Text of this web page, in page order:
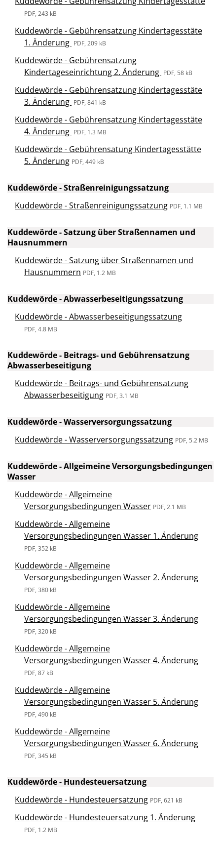
PDF, 243 kB
Kuddewörde - Gebührensatzung Kindertagesstäte
1. Änderung PDF, 209 kB
Kuddewörde - Gebührensatzung
Kindertageseinrichtung 2. Änderung PDF, 58 kB
Kuddewörde - Gebührensatzung Kindertagesstäte
3. Änderung PDF, 841 kB
Kuddewörde - Gebührensatzung Kindertagesstäte
4. Änderung PDF, 1.3 MB
Kuddewörde - Gebührensatung Kindertagesstätte
5. Änderung PDF, 449 kB
Kuddewörde - Straßenreinigungssatzung
Kuddewörde - Straßenreinigungssatzung PDF, 1.1 MB
Kuddewörde - Satzung über Straßennamen und
Hausnummern
Kuddewörde - Satzung über Straßennamen und
Hausnummern PDF, 1.2 MB
Kuddewörde - Abwasserbeseitigungssatzung
Kuddewörde - Abwasserbeseitigungssatzung
PDF, 4.8 MB
Kuddewörde - Beitrags- und Gebührensatzung
Abwasserbeseitigung
Kuddewörde - Beitrags- und Gebührensatzung
Abwasserbeseitigung PDF, 3.1 MB
Kuddewörde - Wasserversorgungssatzung
Kuddewörde - Wasserversorgungssatzung PDF, 5.2 MB
Kuddewörde - Allgeimeine Versorgungsbedingungen
Wasser
Kuddewörde - Allgeimeine
Versorgungsbedingungen Wasser PDF, 2.1 MB
Kuddewörde - Allgemeine
Versorgungsbedingungen Wasser 1. Änderung
PDF, 352 kB
Kuddewörde - Allgemeine
Versorgungsbedingungen Wasser 2. Änderung
PDF, 380 kB
Kuddewörde - Allgemeine
Versorgungsbedingungen Wasser 3. Änderung
PDF, 320 kB
Kuddewörde - Allgemeine
Versorgungsbedingungen Wasser 4. Änderung
PDF, 87 kB
Kuddewörde - Allgemeine
Versorgungsbedingungen Wasser 5. Änderung
PDF, 490 kB
Kuddewörde - Allgemeine
Versorgungsbedingungen Wasser 6. Änderung
PDF, 345 kB
Kuddewörde - Hundesteuersatzung
Kuddewörde - Hundesteuersatzung PDF, 621 kB
Kuddewörde - Hundesteuersatzung 1. Änderung
PDF, 1.2 MB